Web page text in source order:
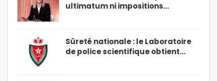
ultimatum ni impositions…
Sûreté nationale : le Laboratoire
de police scientifique obtient…